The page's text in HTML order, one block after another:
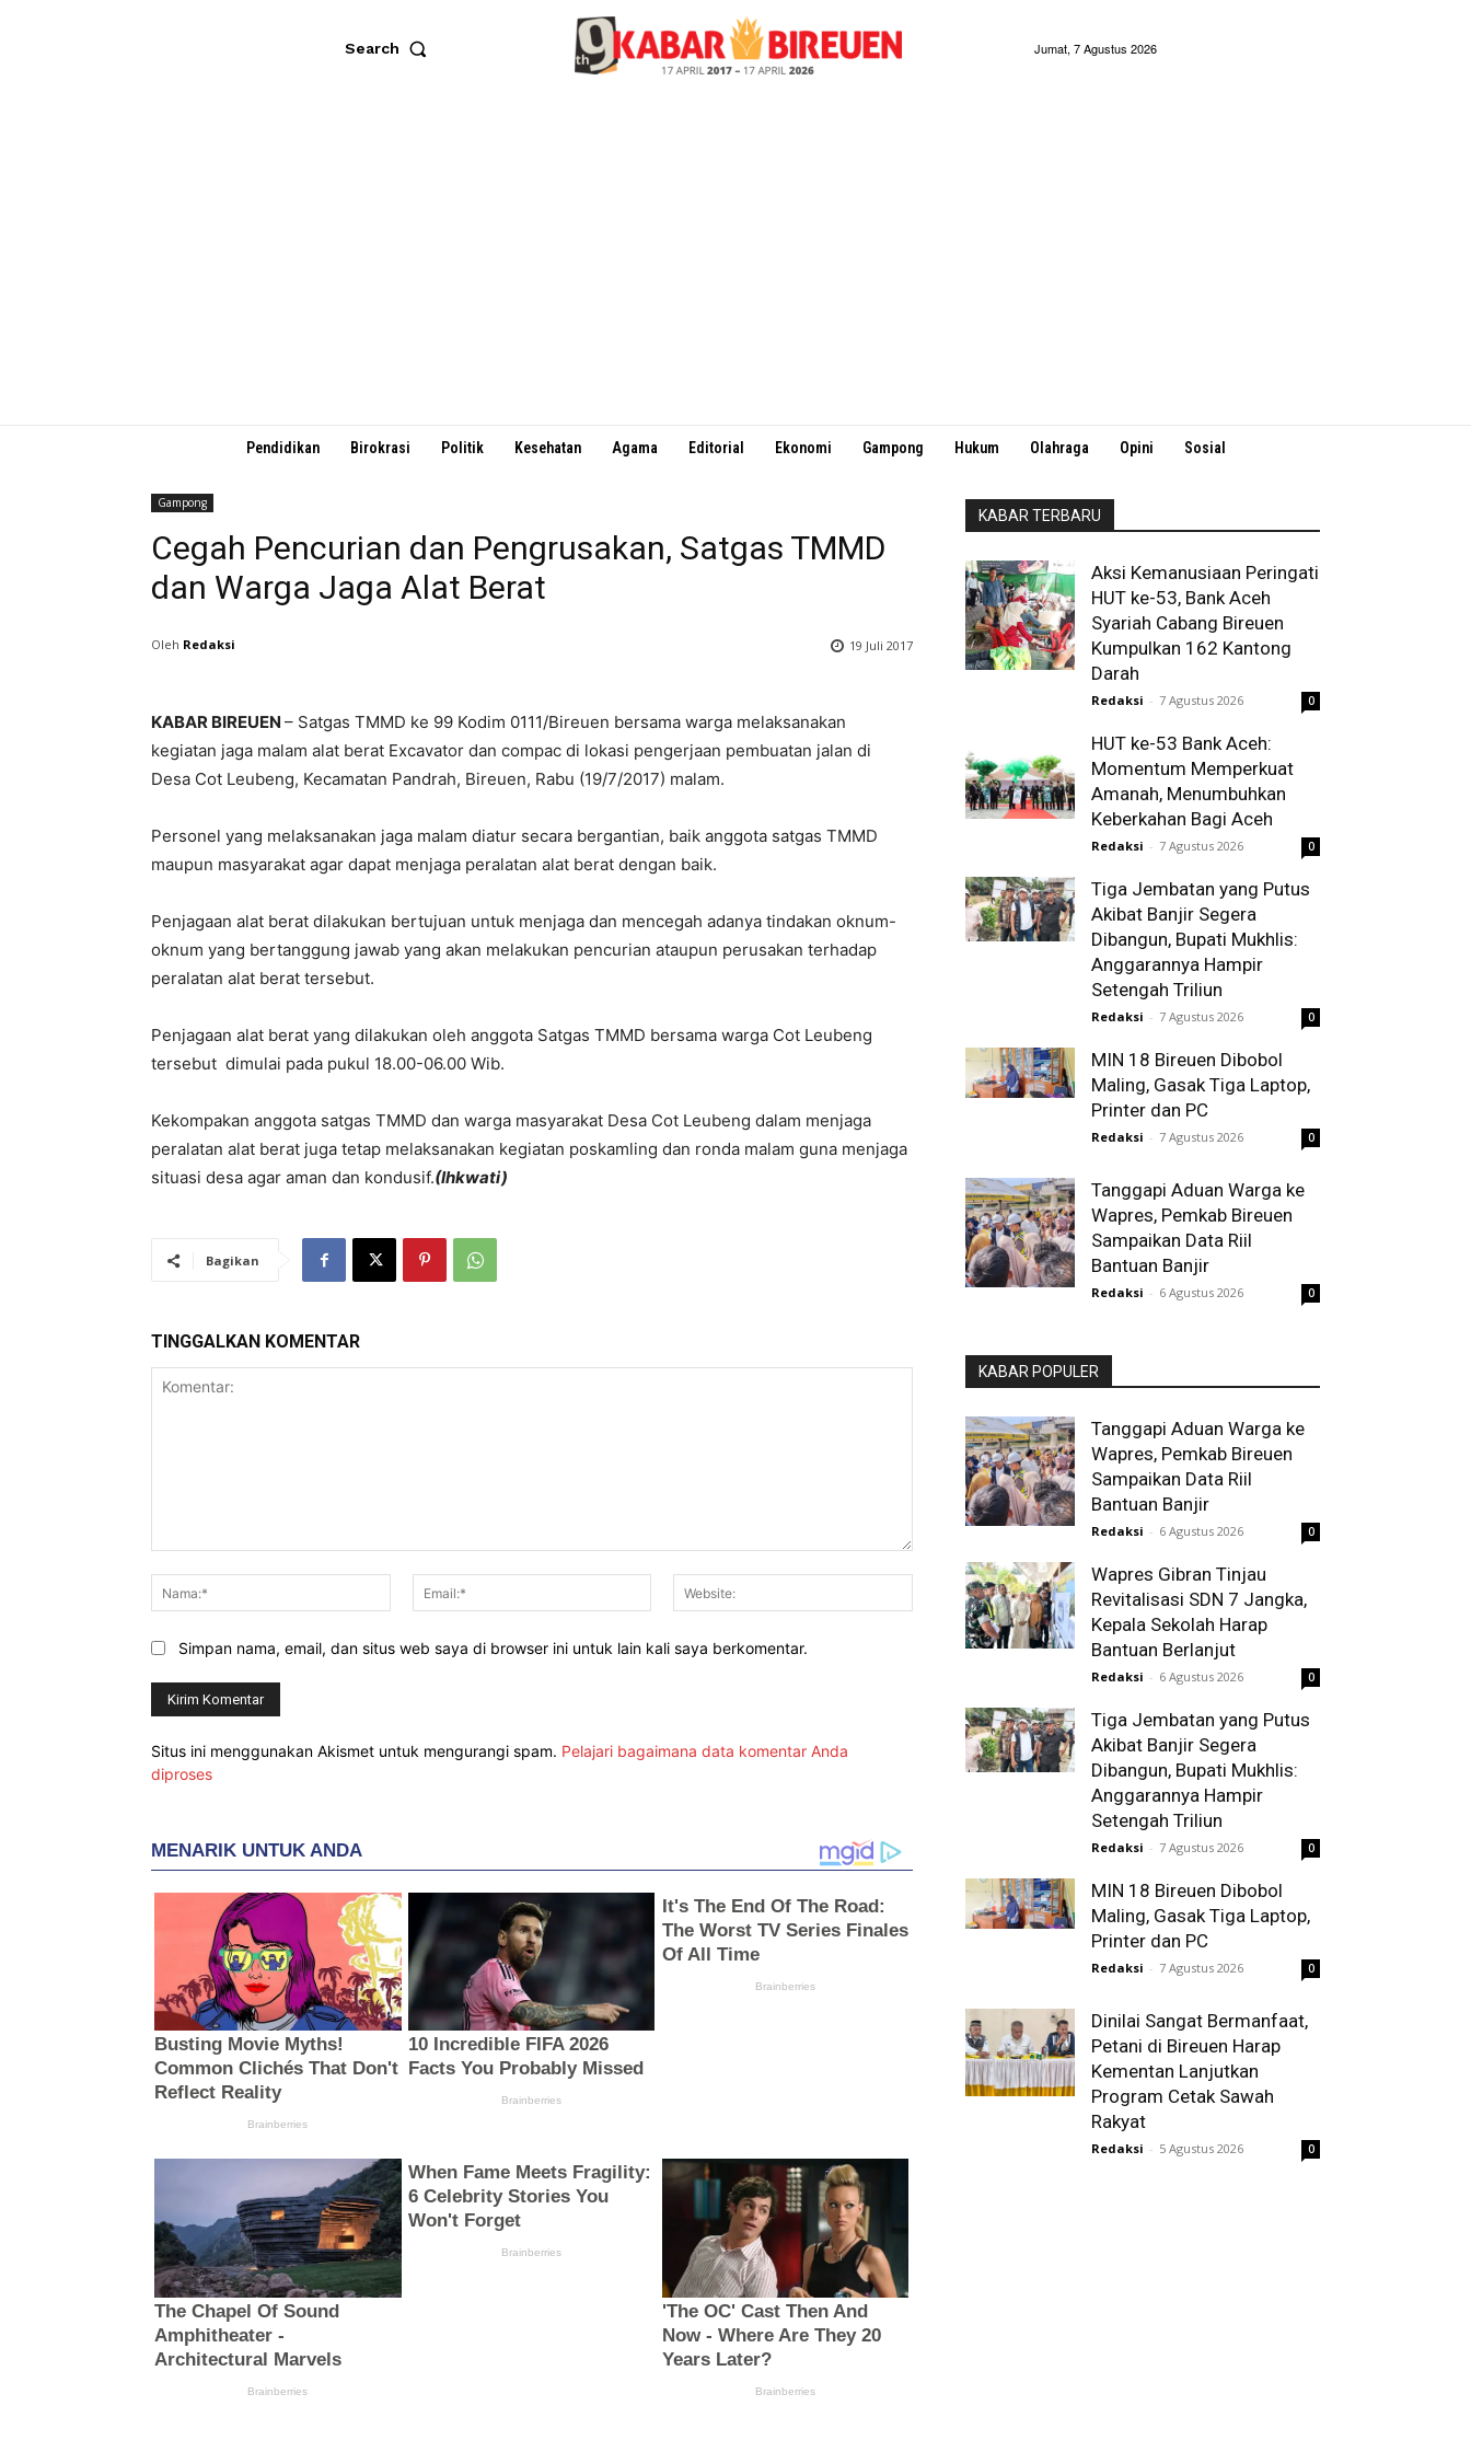
Search Jumat, 7 Agustus 2026
Pendidikan Birokrasi Politik Kesehatan Agama Editorial Ekonomi Gampong Hukum Olahraga Opini Sosial
Gampong
Cegah Pencurian dan Pengrusakan, Satgas TMMD
dan Warga Jaga Alat Berat
Oleh Redaksi 19 Juli 2017
KABAR BIREUEN – Satgas TMMD ke 99 Kodim 0111/Bireuen bersama warga melaksanakan
kegiatan jaga malam alat berat Excavator dan compac di lokasi pengerjaan pembuatan jalan di
Desa Cot Leubeng, Kecamatan Pandrah, Bireuen, Rabu (19/7/2017) malam.
Personel yang melaksanakan jaga malam diatur secara bergantian, baik anggota satgas TMMD
maupun masyarakat agar dapat menjaga peralatan alat berat dengan baik.
Penjagaan alat berat dilakukan bertujuan untuk menjaga dan mencegah adanya tindakan oknum-
oknum yang bertanggung jawab yang akan melakukan pencurian ataupun perusakan terhadap
peralatan alat berat tersebut.
Penjagaan alat berat yang dilakukan oleh anggota Satgas TMMD bersama warga Cot Leubeng
tersebut dimulai pada pukul 18.00-06.00 Wib.
Kekompakan anggota satgas TMMD dan warga masyarakat Desa Cot Leubeng dalam menjaga
peralatan alat berat juga tetap melaksanakan kegiatan poskamling dan ronda malam guna menjaga
situasi desa agar aman dan kondusif.(Ihkwati)
Bagikan
TINGGALKAN KOMENTAR
Nama:*
Email:* Website:
Simpan nama, email, dan situs web saya di browser ini untuk lain kali saya berkomentar.
Situs ini menggunakan Akismet untuk mengurangi spam. Pelajari bagaimana data komentar Anda
diproses
KABAR TERBARU
Aksi Kemanusiaan Peringati
HUT ke-53, Bank Aceh
Syariah Cabang Bireuen
Kumpulkan 162 Kantong
Darah
Redaksi - 7 Agustus 2026 0
HUT ke-53 Bank Aceh:
Momentum Memperkuat
Amanah, Menumbuhkan
Keberkahan Bagi Aceh
Redaksi - 7 Agustus 2026 0
Tiga Jembatan yang Putus
Akibat Banjir Segera
Dibangun, Bupati Mukhlis:
Anggarannya Hampir
Setengah Triliun
Redaksi - 7 Agustus 2026 0
MIN 18 Bireuen Dibobol
Maling, Gasak Tiga Laptop,
Printer dan PC
Redaksi - 7 Agustus 2026 0
Tanggapi Aduan Warga ke
Wapres, Pemkab Bireuen
Sampaikan Data Riil
Bantuan Banjir
Redaksi - 6 Agustus 2026 0
KABAR POPULER
Tanggapi Aduan Warga ke
Wapres, Pemkab Bireuen
Sampaikan Data Riil
Bantuan Banjir
Redaksi - 6 Agustus 2026 0
Wapres Gibran Tinjau
Revitalisasi SDN 7 Jangka,
Kepala Sekolah Harap
Bantuan Berlanjut
Redaksi - 6 Agustus 2026 0
Tiga Jembatan yang Putus
Akibat Banjir Segera
Dibangun, Bupati Mukhlis:
Anggarannya Hampir
Setengah Triliun
Redaksi - 7 Agustus 2026 0
MIN 18 Bireuen Dibobol
Maling, Gasak Tiga Laptop,
Printer dan PC
Redaksi - 7 Agustus 2026 0
Dinilai Sangat Bermanfaat,
Petani di Bireuen Harap
Kementan Lanjutkan
Program Cetak Sawah
Rakyat
Redaksi - 5 Agustus 2026 0